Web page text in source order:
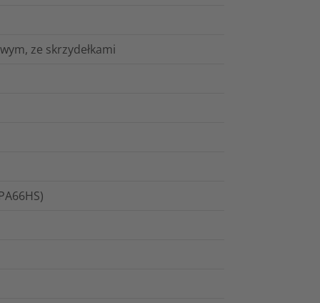
ze skrzydełkami